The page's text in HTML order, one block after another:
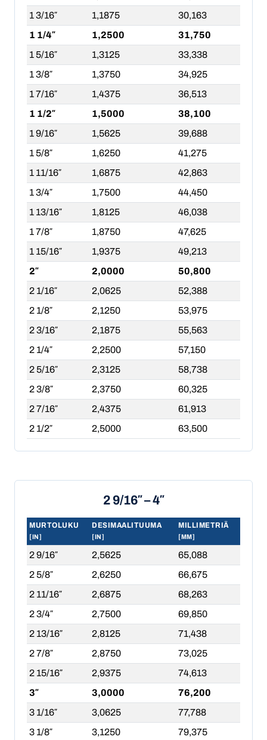
1 3/16″
1,1875
30,163
1 1/4″
1,2500
31,750
1 5/16″
1,3125
33,338
1 3/8″
1,3750
34,925
1 7/16″
1,4375
36,513
1 1/2″
1,5000
38,100
1 9/16″
1,5625
39,688
1 5/8″
1,6250
41,275
1 11/16″
1,6875
42,863
1 3/4″
1,7500
44,450
1 13/16″
1,8125
46,038
1 7/8″
1,8750
47,625
1 15/16″
1,9375
49,213
2″
2,0000
50,800
2 1/16″
2,0625
52,388
2 1/8″
2,1250
53,975
2 3/16″
2,1875
55,563
2 1/4″
2,2500
57,150
2 5/16″
2,3125
58,738
2 3/8″
2,3750
60,325
2 7/16″
2,4375
61,913
2 1/2″
2,5000 63,500
2 9/16″ – 4″
MURTOLUKU
[IN]
DESIMAALITUUMA
[IN]
MILLIMETRIÄ
[MM]
2 9/16″ 2,5625
65,088
2 5/8″
2,6250
66,675
2 11/16″
2,6875
68,263
2 3/4″
2,7500
69,850
2 13/16″
2,8125
71,438
2 7/8″
2,8750
73,025
2 15/16″
2,9375
74,613
3″
3,0000
76,200
3 1/16″
3,0625
77,788
3 1/8″
3,1250
79,375